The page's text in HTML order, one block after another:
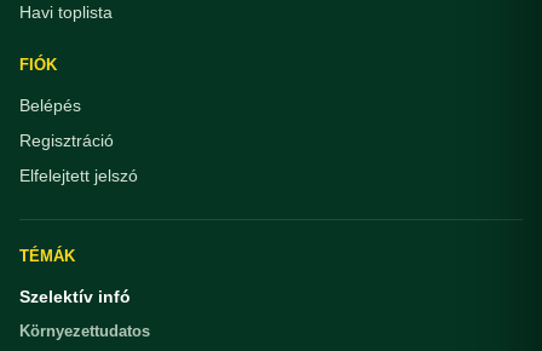
Havi toplista
FIÓK
Belépés
Regisztráció
Elfelejtett jelszó
TÉMÁK
Szelektív infó
Környezettudatos